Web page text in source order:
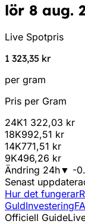
lör 8 aug.
Live Spotpris
1 323,35 kr
per gram
Pris per Gram
24K1 322,03 kr
18K992,51 kr
14K771,51 kr
9K496,26 kr
Ändring 24h▼ -
Senast
Hur det fungerar
GuldInvestering
Officiell Guide